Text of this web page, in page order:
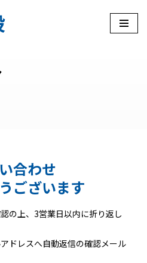
合わせ
ございます
の上、3営業日以内に折り返し
ドレスへ自動返信の確認メール